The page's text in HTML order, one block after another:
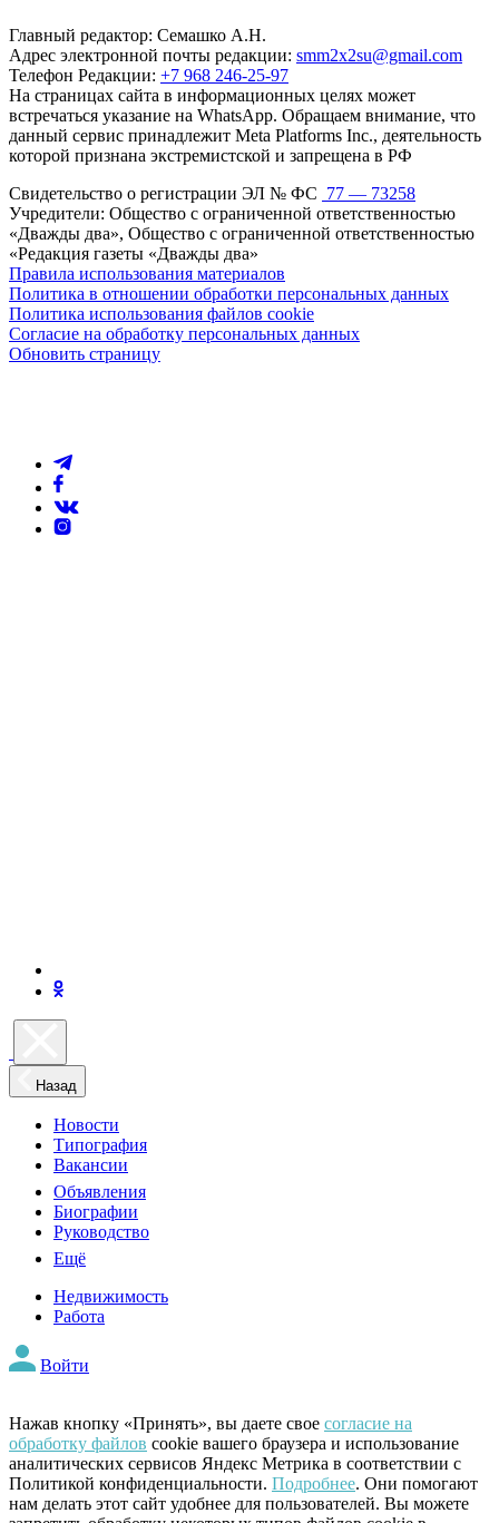
Главный редактор: Семашко А.Н.
Адрес электронной почты редакции: smm2x2su@gmail.com
Телефон Редакции: +7 968 246-25-97
На страницах сайта в информационных целях может
встречаться указание на WhatsApp. Обращаем внимание, что
данный сервис принадлежит Meta Platforms Inc., деятельность
которой признана экстремистской и запрещена в РФ
Свидетельство о регистрации ЭЛ № ФС 77 — 73258
Учредители: Общество с ограниченной ответственностью
«Дважды два», Общество с ограниченной ответственностью
«Редакция газеты «Дважды два»
Правила использования материалов
Политика в отношении обработки персональных данных
Политика использования файлов cookie
Согласие на обработку персональных данных
Обновить страницу
Назад
Новости
Типография
Вакансии
Объявления
Биографии
Руководство
Ещё
Недвижимость
Работа
Войти
Нажав кнопку «Принять», вы даете свое согласие на
обработку файлов cookie вашего браузера и использование
аналитических сервисов Яндекс Метрика в соответствии с
Политикой конфиденциальности. Подробнее. Они помогают
нам делать этот сайт удобнее для пользователей. Вы можете